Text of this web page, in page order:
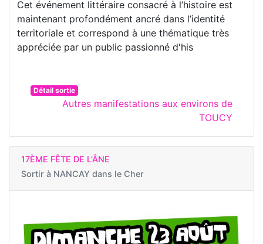
Cet événement littéraire consacré à l’histoire est
maintenant profondément ancré dans l’identité
territoriale et correspond à une thématique très
appréciée par un public passionné d'his
Détail sortie
Autres manifestations aux environs de
TOUCY
17ÈME FÊTE DE L'ÂNE
Sortir à NANCAY dans le Cher